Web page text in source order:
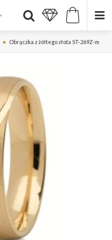
Obrączka z żółtego złota ST-269Z-m